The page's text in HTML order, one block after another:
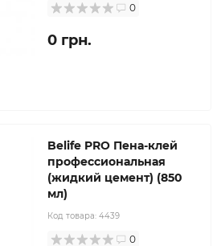
0
0 грн.
Belife PRO Пена-клей
профессиональная
(жидкий цемент) (850
мл)
Код товара: 4439
0